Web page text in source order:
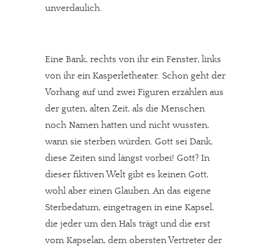
unverdaulich.
Eine Bank, rechts von ihr ein Fenster, links
von ihr ein Kasperletheater. Schon geht der
Vorhang auf und zwei Figuren erzählen aus
der guten, alten Zeit, als die Menschen
noch Namen hatten und nicht wussten,
wann sie sterben würden. Gott sei Dank,
diese Zeiten sind längst vorbei! Gott? In
dieser fiktiven Welt gibt es keinen Gott,
wohl aber einen Glauben. An das eigene
Sterbedatum, eingetragen in eine Kapsel,
die jeder um den Hals trägt und die erst
vom Kapselan, dem obersten Vertreter der